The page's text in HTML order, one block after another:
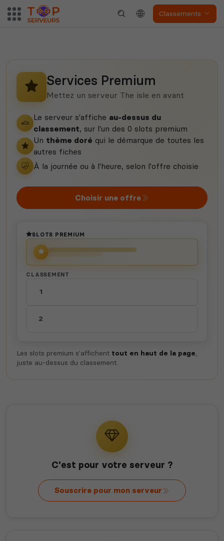
Classements
Dune Awakening Empyrion
Squad
Neverwinter
Myth of Empires Enshrouded
jeux disponibles
Services Premium
Mettez un serveur The isle en avant
Le serveur s'affiche au-dessus du
classement, sur l'un des 0 slots premium
Un thème doré qui le démarque de toutes les
autres fiches
À la journée ou à l'heure, selon l'offre choisie
Choisir une offre
SLOTS PREMIUM
CLASSEMENT
1
2
Les slots premium s'affichent tout en haut de la page,
juste au-dessus du classement.
C'est pour votre serveur ?
Souscrire pour mon serveur